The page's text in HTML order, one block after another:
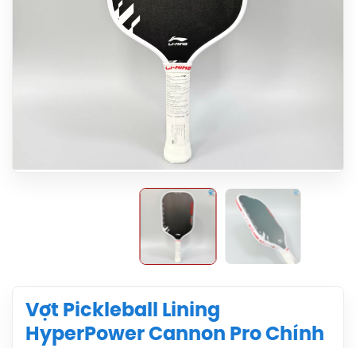
Vợt Pickleball Lining
HyperPower Cannon Pro Chính